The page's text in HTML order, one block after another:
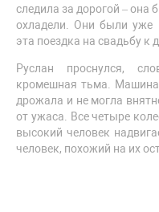
следила за дорогой – она
охладели. Они были уже
эта поездка на свадьбу к
Руслан проснулся,
кромешная тьма.
дрожала и не могла
от ужаса. Все четыре
высокий человек
человек, похожий на их